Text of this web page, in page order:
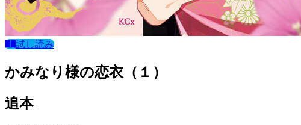
試し読み
かみなり様の恋衣（１）
追本